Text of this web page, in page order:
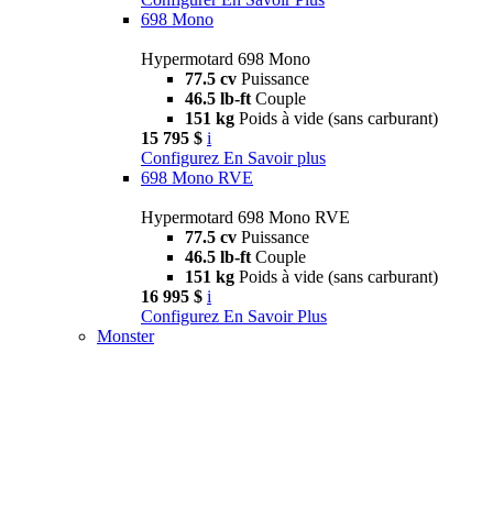
698 Mono
Hypermotard 698 Mono
77.5 cv Puissance
46.5 lb-ft Couple
151 kg Poids à vide (sans carburant)
15 795 $ i
Configurez En Savoir plus
698 Mono RVE
Hypermotard 698 Mono RVE
77.5 cv Puissance
46.5 lb-ft Couple
151 kg Poids à vide (sans carburant)
16 995 $ i
Configurez En Savoir Plus
Monster